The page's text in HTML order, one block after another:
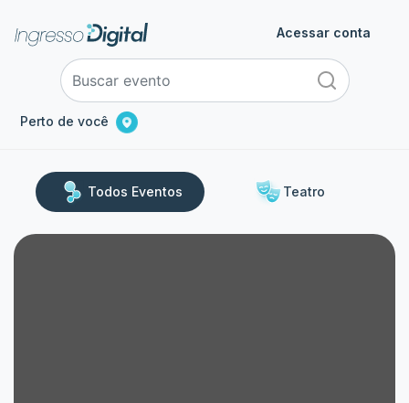
Perto de você
Acessar conta
Todos Eventos Teatro